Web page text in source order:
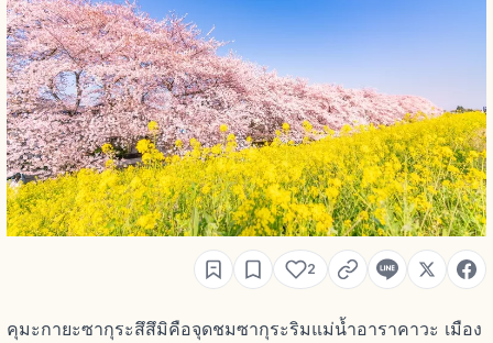
2
คุมะกายะซากุระสึสึมิคือจุดชมซากุระริมแม่น้ำอาราคาวะ เมือง